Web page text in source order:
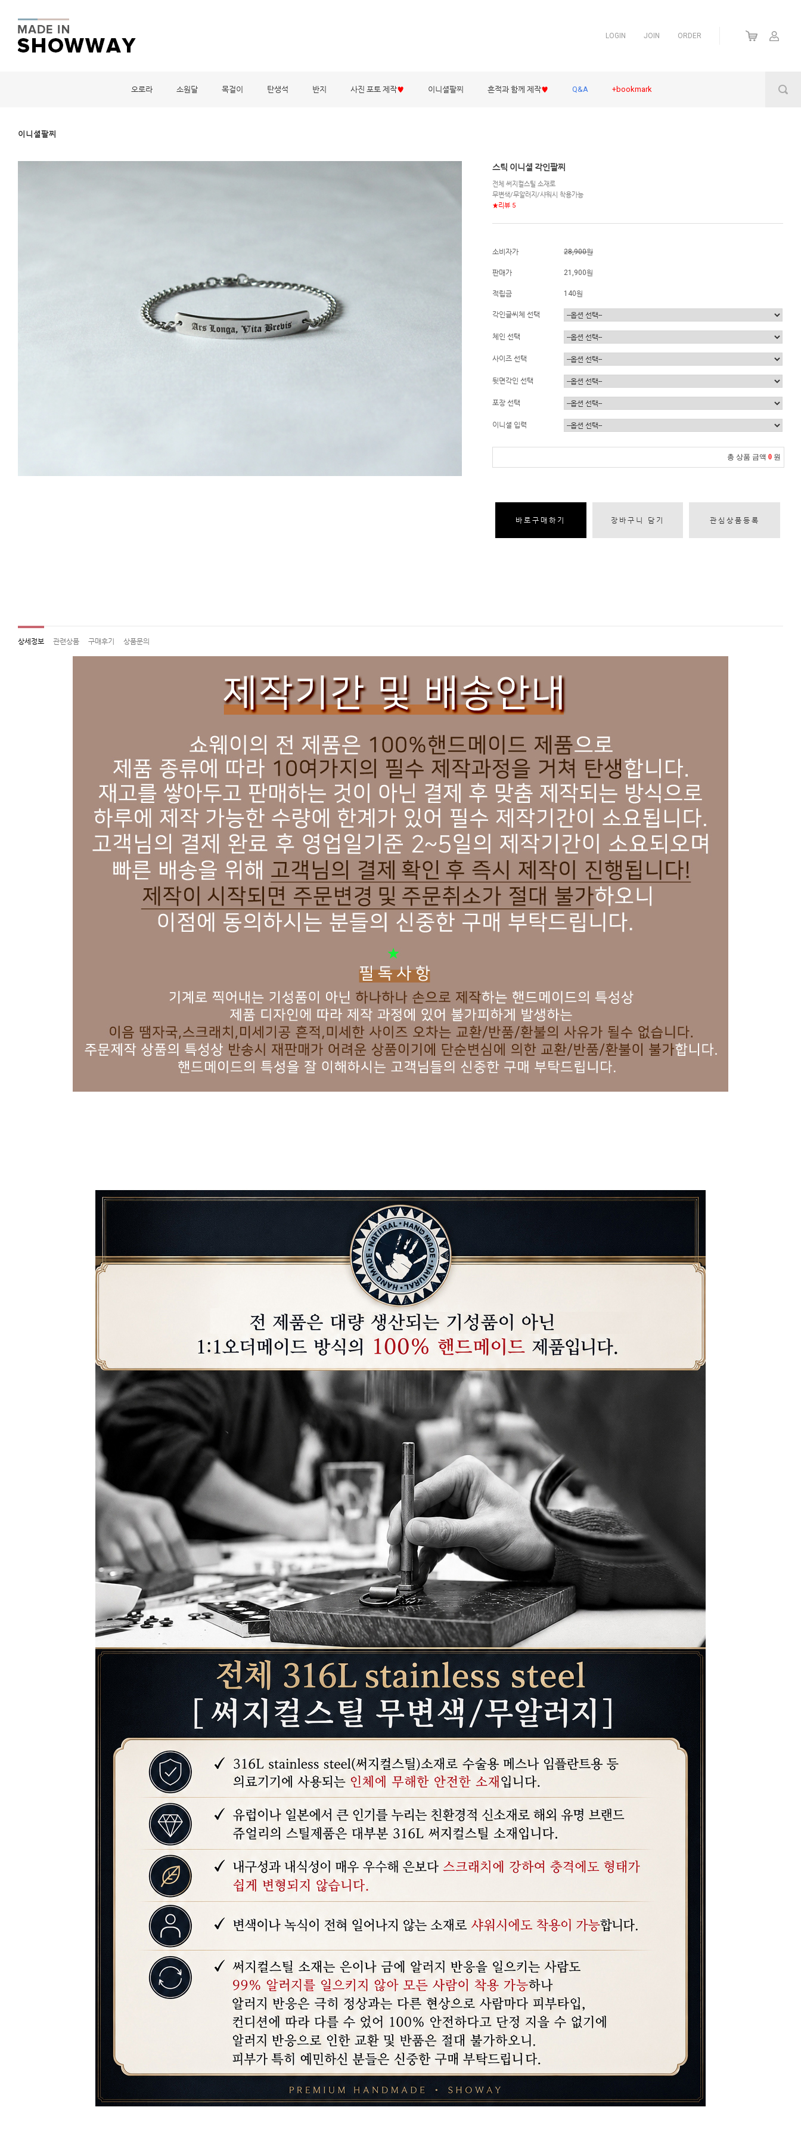
LOGIN JOIN ORDER
오로라 소원달 목걸이 탄생석 반지 사진 포토 제작♥ 이니셜팔찌 흔적과 함께 제작♥ Q&A +bookmark
이니셜팔찌
스틱 이니셜 각인팔찌
전체 써지컬스틸 소재로
무변색/무알러지/샤워시 착용가능
★리뷰 5
소비자가 28,900원
판매가 21,900원
적립금 140원
각인글씨체 선택
체인 선택
사이즈 선택
뒷면각인 선택
포장 선택
이니셜 입력
총 상품 금액 0 원
바로구매하기 장바구니 담기 관심상품등록
상세정보 관련상품 구매후기 상품문의